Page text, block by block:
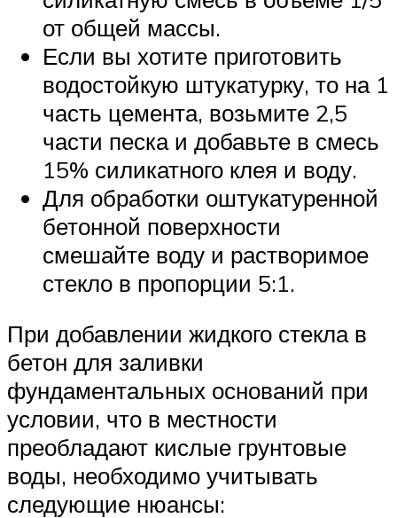
от общей массы.
Если вы хотите приготовить
водостойкую штукатурку, то на 1
часть цемента, возьмите 2,5
части песка и добавьте в смесь
15% силикатного клея и воду.
Для обработки оштукатуренной
бетонной поверхности
смешайте воду и растворимое
стекло в пропорции 5:1.
При добавлении жидкого стекла в
бетон для заливки
фундаментальных оснований при
условии, что в местности
преобладают кислые грунтовые
воды, необходимо учитывать
следующие нюансы: